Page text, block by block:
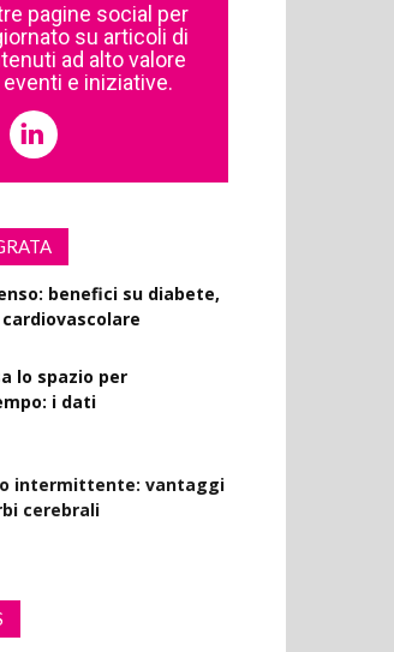
pagine social per
su articoli di
ad alto valore
e iniziative.
benefici su diabete,
lo spazio per
i dati
intermittente: vantaggi
cerebrali